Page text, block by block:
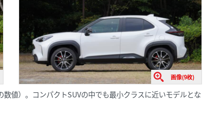
画像(9枚)
値）。コンパクトSUVの中でも最小クラスに近いモデルとな